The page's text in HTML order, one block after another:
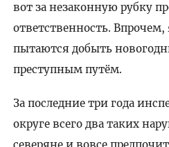
вот за незаконную рубку
ответственность.
пытаются добыть
преступным путём.
За последние три года
округе всего два таких